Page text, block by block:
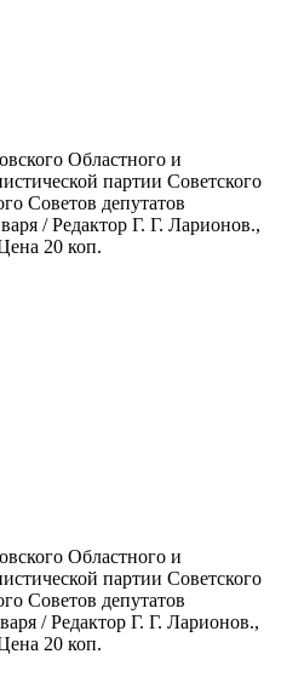
Областного и
партии Советского
Советов депутатов
/ Редактор Г. Г. Ларионов.,
20 коп.
Областного и
партии Советского
Советов депутатов
/ Редактор Г. Г. Ларионов.,
20 коп.